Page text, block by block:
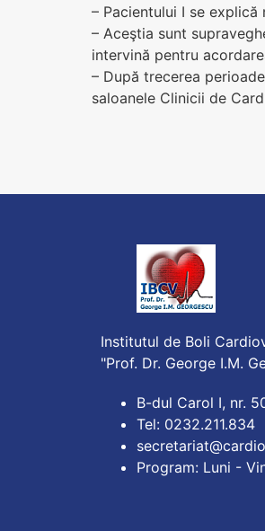
– Pacientului I se
– Aceştia sunt
intervină pentru
– După trecerea
saloanele Clinicii de
Institutul de Boli
"Prof. Dr. George I.M.
B-dul Carol I, nr.
Tel: 0232.211.834
Program: Luni -